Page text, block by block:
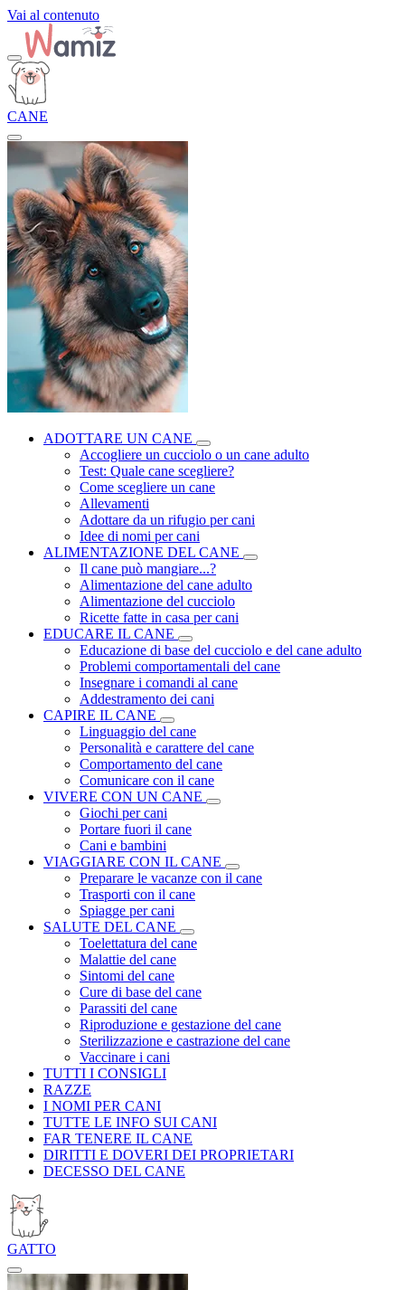
Vai al contenuto
CANE
ADOTTARE UN CANE
Accogliere un cucciolo o un cane adulto
Test: Quale cane scegliere?
Come scegliere un cane
Allevamenti
Adottare da un rifugio per cani
Idee di nomi per cani
ALIMENTAZIONE DEL CANE
Il cane può mangiare...?
Alimentazione del cane adulto
Alimentazione del cucciolo
Ricette fatte in casa per cani
EDUCARE IL CANE
Educazione di base del cucciolo e del cane adulto
Problemi comportamentali del cane
Insegnare i comandi al cane
Addestramento dei cani
CAPIRE IL CANE
Linguaggio del cane
Personalità e carattere del cane
Comportamento del cane
Comunicare con il cane
VIVERE CON UN CANE
Giochi per cani
Portare fuori il cane
Cani e bambini
VIAGGIARE CON IL CANE
Preparare le vacanze con il cane
Trasporti con il cane
Spiagge per cani
SALUTE DEL CANE
Toelettatura del cane
Malattie del cane
Sintomi del cane
Cure di base del cane
Parassiti del cane
Riproduzione e gestazione del cane
Sterilizzazione e castrazione del cane
Vaccinare i cani
TUTTI I CONSIGLI
RAZZE
I NOMI PER CANI
TUTTE LE INFO SUI CANI
FAR TENERE IL CANE
DIRITTI E DOVERI DEI PROPRIETARI
DECESSO DEL CANE
GATTO